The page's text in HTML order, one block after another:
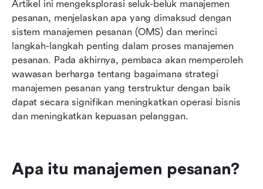
Artikel ini mengeksplorasi seluk-beluk manajemen
pesanan, menjelaskan apa yang dimaksud dengan
sistem manajemen pesanan (OMS) dan merinci
langkah-langkah penting dalam proses manajemen
pesanan. Pada akhirnya, pembaca akan memperoleh
wawasan berharga tentang bagaimana strategi
manajemen pesanan yang terstruktur dengan baik
dapat secara signifikan meningkatkan operasi bisnis
dan meningkatkan kepuasan pelanggan.
Apa itu manajemen pesanan?